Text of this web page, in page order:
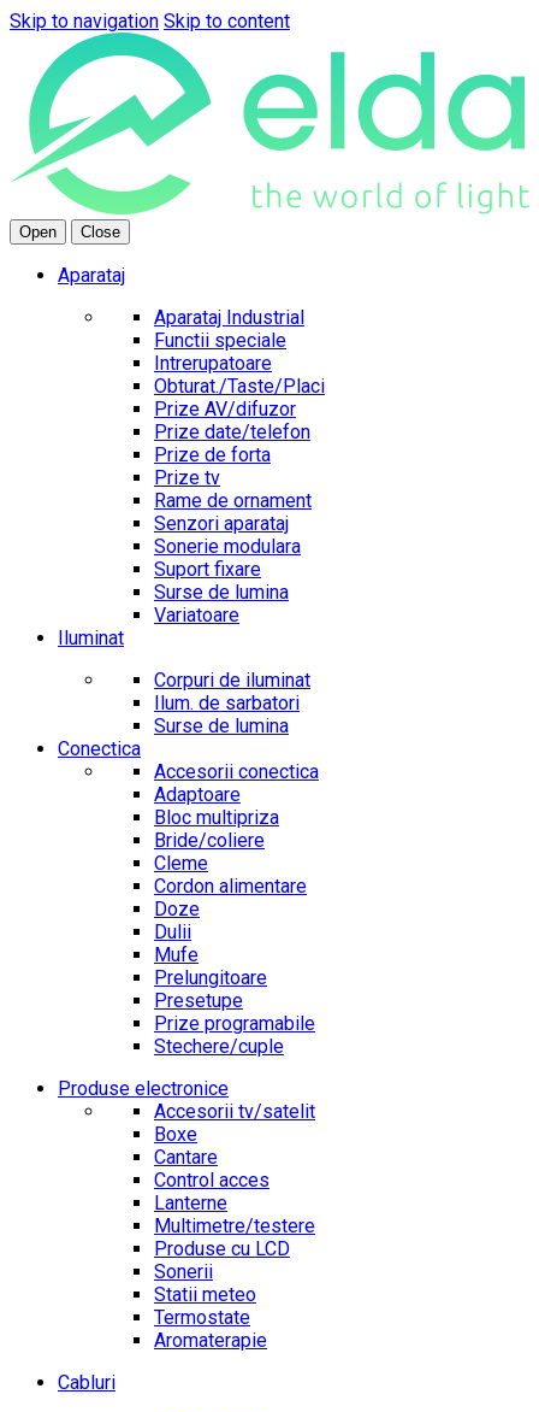
Skip to navigation Skip to content
Open Close
Aparataj
Aparataj Industrial
Functii speciale
Intrerupatoare
Obturat./Taste/Placi
Prize AV/difuzor
Prize date/telefon
Prize de forta
Prize tv
Rame de ornament
Senzori aparataj
Sonerie modulara
Suport fixare
Surse de lumina
Variatoare
Iluminat
Corpuri de iluminat
Ilum. de sarbatori
Surse de lumina
Conectica
Accesorii conectica
Adaptoare
Bloc multipriza
Bride/coliere
Cleme
Cordon alimentare
Doze
Dulii
Mufe
Prelungitoare
Presetupe
Prize programabile
Stechere/cuple
Produse electronice
Accesorii tv/satelit
Boxe
Cantare
Control acces
Lanterne
Multimetre/testere
Produse cu LCD
Sonerii
Statii meteo
Termostate
Aromaterapie
Cabluri